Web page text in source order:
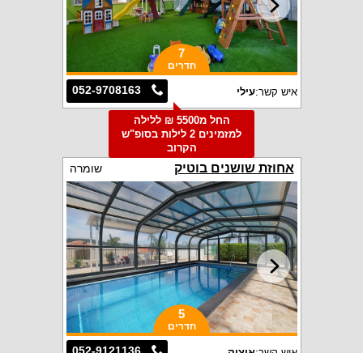
7
חדרים
052-9708163 איש קשר:עילי
החל מ5500 ₪ ללילה
למזמינים 2 לילות בסופ"ש
הקרוב
אחוזת שושנים בוטיק שומרה
5
חדרים